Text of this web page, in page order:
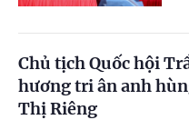
Chủ tịch Quốc hội
hương tri ân anh
Thị Riêng